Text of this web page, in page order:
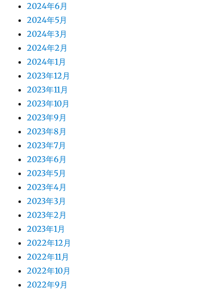
2024年6月
2024年5月
2024年3月
2024年2月
2024年1月
2023年12月
2023年11月
2023年10月
2023年9月
2023年8月
2023年7月
2023年6月
2023年5月
2023年4月
2023年3月
2023年2月
2023年1月
2022年12月
2022年11月
2022年10月
2022年9月